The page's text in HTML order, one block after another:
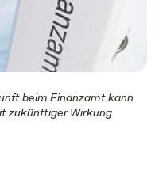
beim Finanzamt kann
zukünftiger Wirkung